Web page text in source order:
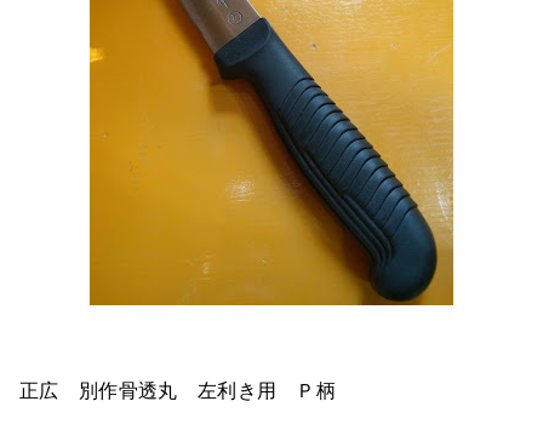
正広 別作骨透丸 左利き用 Ｐ柄